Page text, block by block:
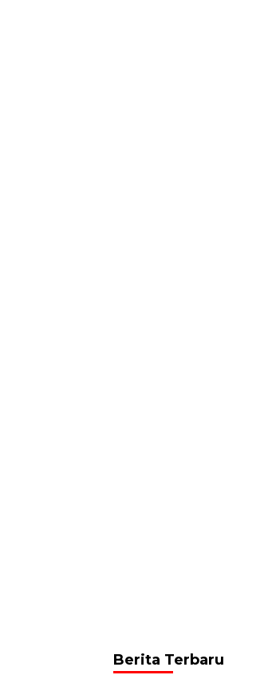
Berita Terbaru